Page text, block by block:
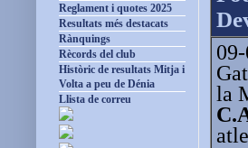
la
Reglament i quotes 2025
Resultats més destacats
Rànquings
Rècords del club
Històric de resultats Mitja i
Volta a peu de Dénia
Llista de correu